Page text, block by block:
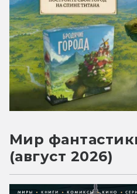
Мир
(август 2026)